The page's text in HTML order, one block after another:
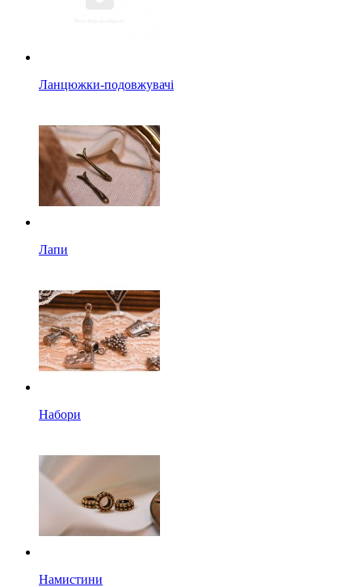
Ланцюжки-подовжувачі
Лапи
Набори
Намистини